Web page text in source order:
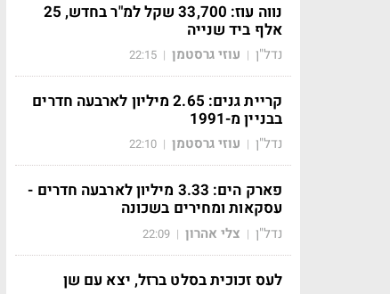
נווה עוז: 33,700 שקל למ"ר בחדש, 25
אלף ביד שנייה
נדל"ן | עוזי גרסטמן |
22:15
קריית גנים: 2.65 מיליון לארבעה חדרים
בבניין מ-1991
נדל"ן | עוזי גרסטמן |
22:10
פארק הים: 3.33 מיליון לארבעה חדרים -
עסקאות ומחירים בשכונה
נדל"ן | צלי אהרון |
22:09
לעס זכוכית בסלט ברזל, יצא עם שן